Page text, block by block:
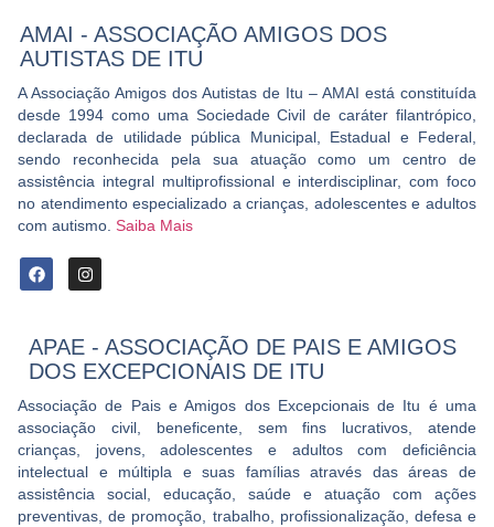
AMAI - ASSOCIAÇÃO AMIGOS DOS
AUTISTAS DE ITU
A Associação Amigos dos Autistas de Itu – AMAI está constituída
desde 1994 como uma Sociedade Civil de caráter filantrópico,
declarada de utilidade pública Municipal, Estadual e Federal,
sendo reconhecida pela sua atuação como um centro de
assistência integral multiprofissional e interdisciplinar, com foco
no atendimento especializado a crianças, adolescentes e adultos
com autismo Saiba Mais
APAE - ASSOCIAÇÃO DE PAIS E AMIGOS
DOS EXCEPCIONAIS DE ITU
Associação de Pais e Amigos dos Excepcionais de Itu é uma
associação civil, beneficente, sem fins lucrativos, atende
crianças, jovens, adolescentes e adultos com deficiência
intelectual e múltipla e suas famílias através das áreas de
assistência social, educação, saúde e atuação com ações
preventivas, de promoção, trabalho, profissionalização, defesa e